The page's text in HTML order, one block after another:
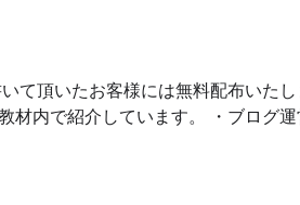
て頂いたお客様には無料配布いたし
材内で紹介しています。 ・ブログ運